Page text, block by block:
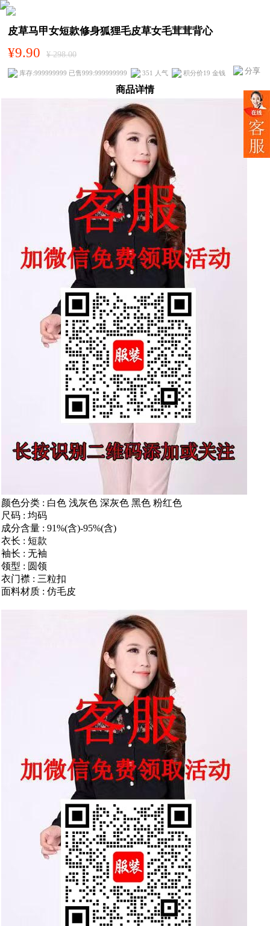
皮草马甲女短款修身狐狸毛皮草女毛茸茸背心
分享
¥9.90 ¥ 298.00
库存:999999999 已售999:999999999 351 人气 积分价19 金钱
商品详情
颜色分类 : 白色 浅灰色 深灰色 黑色 粉红色
尺码 : 均码
成分含量 : 91%(含)-95%(含)
衣长 : 短款
袖长 : 无袖
领型 : 圆领
衣门襟 : 三粒扣
面料材质 : 仿毛皮